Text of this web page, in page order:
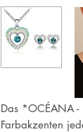
Das *OCÉANA -
Farbakzenten